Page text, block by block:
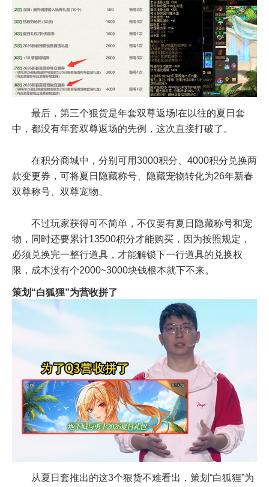
最后，第三个狠货是年套双尊返场!在以往的夏日套
中，都没有年套双尊返场的先例，这次直接打破了。
在积分商城中，分别可用3000积分、4000积分兑换两
款变更券，可将夏日隐藏称号、隐藏宠物转化为26年新春
双尊称号、双尊宠物。
不过玩家获得可不简单，不仅要有夏日隐藏称号和宠
物，同时还要累计13500积分才能购买，因为按照规定，
必须兑换完一整行道具，才能解锁下一行道具的兑换权
限，成本没有个2000~3000块钱根本就下不来。
策划“白狐狸”为营收拼了
从夏日套推出的这3个狠货不难看出，策划“白狐狸”为